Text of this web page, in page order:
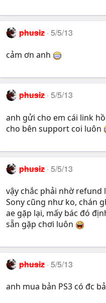
phusiz 5/5/13
cảm ơn anh
phusiz 5/5/13
anh gửi cho em cái link
cho bên support coi luôn
phusiz 5/5/13
vậy chắc phải nhờ refund
Sony cũng như ko, chán
ae gặp lại, mấy bác đó
sẵn gặp chơi luôn
phusiz 5/5/13
anh mua bản PS3 có đc